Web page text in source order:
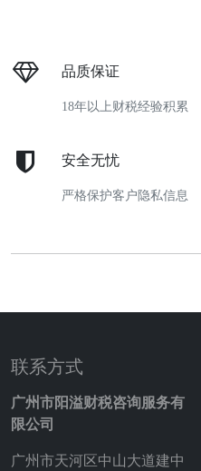
品质保证
18年以上财税经验积累
安全无忧
严格保护客户隐私信息
联系方式
广州市阳溢财税咨询服务有
限公司
广州市天河区中山大道建中